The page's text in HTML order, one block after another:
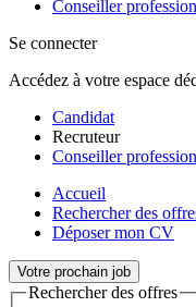
Conseiller
Se connecter
Accédez à votre espace
Candidat
Recruteur
Conseiller
Accueil
Rechercher des
Déposer mon CV
Votre prochain job
Rechercher des offres